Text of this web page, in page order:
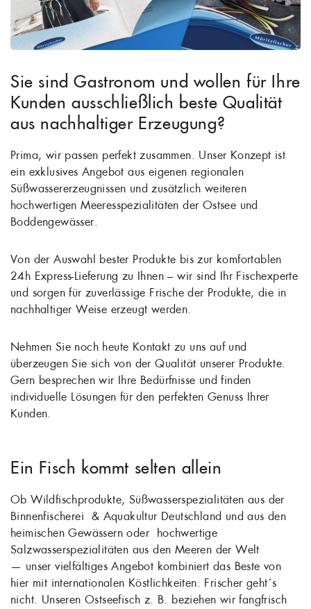
Sie sind Gastronom und wollen für Ihre
Kunden ausschließlich beste Qualität
aus nachhaltiger Erzeugung?
Prima, wir passen perfekt zusammen. Unser Konzept ist
ein exklusives Angebot aus eigenen regionalen
Süßwassererzeugnissen und zusätzlich weiteren
hochwertigen Meeresspezialitäten der Ostsee und
Boddengewässer.
Von der Auswahl bester Produkte bis zur komfortablen
24h Express-Lieferung zu Ihnen – wir sind Ihr Fischexperte
und sorgen für zuverlässige Frische der Produkte, die in
nachhaltiger Weise erzeugt werden.
Nehmen Sie noch heute Kontakt zu uns auf und
überzeugen Sie sich von der Qualität unserer Produkte.
Gern besprechen wir Ihre Bedürfnisse und finden
individuelle Lösungen für den perfekten Genuss Ihrer
Kunden.
Ein Fisch kommt selten allein
Ob Wildfischprodukte, Süßwasserspezialitäten aus der
Binnenfischerei & Aquakultur Deutschland und aus den
heimischen Gewässern oder hochwertige
Salzwasserspezialitäten aus den Meeren der Welt
— unser vielfältiges Angebot kombiniert das Beste von
hier mit internationalen Köstlichkeiten. Frischer geht´s
nicht. Unseren Ostseefisch z. B. beziehen wir fangfrisch